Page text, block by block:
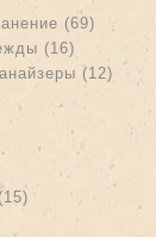
filter
(69) Apply
filter
(16) Apply
filter
(12)
filter
Botanics filter
filter